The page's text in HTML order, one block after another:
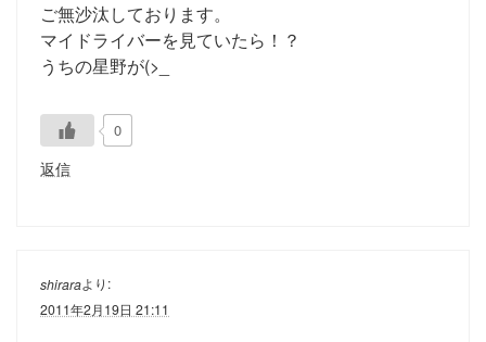
ご無沙汰しております。
マイドライバーを見ていたら！？
うちの星野が(>_
0
返信
shiraraより:
2011年2月19日 21:11